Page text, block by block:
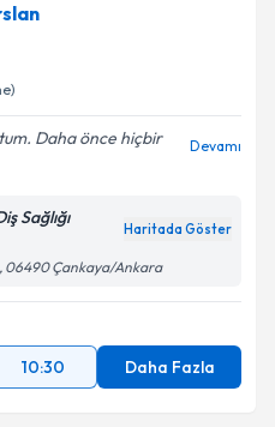
Daha önce hiçbir
Devamı
Sağlığı
Haritada Göster
06490 Çankaya/Ankara
10:30 Daha Fazla